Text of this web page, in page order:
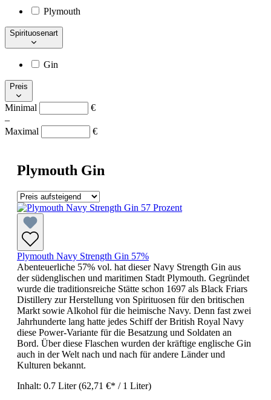
Plymouth
Spirituosenart
Gin
Preis
Minimal
€
–
Maximal
€
Plymouth Gin
Plymouth Navy Strength Gin 57%
Abenteuerliche 57% vol. hat dieser Navy Strength Gin aus
der südenglischen und maritimen Stadt Plymouth. Gegründet
wurde die traditionsreiche Stätte schon 1697 als Black Friars
Distillery zur Herstellung von Spirituosen für den britischen
Markt sowie Alkohol für die heimische Navy. Denn fast zwei
Jahrhunderte lang hatte jedes Schiff der British Royal Navy
diese Power-Variante für die Besatzung und Soldaten an
Bord. Über diese Flaschen wurden der kräftige englische Gin
auch in der Welt nach und nach für andere Länder und
Kulturen bekannt.
Inhalt: 0.7 Liter(62,71 €* / 1 Liter)